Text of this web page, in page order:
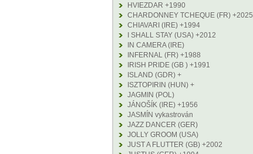
HVIEZDAR +1990
CHARDONNEY TCHEQUE (FR) +2025
CHIAVARI (IRE) +1994
I SHALL STAY (USA) +2012
IN CAMERA (IRE)
INFERNAL (FR) +1988
IRISH PRIDE (GB ) +1991
ISLAND (GDR) +
ISZTOPIRIN (HUN) +
JAGMIN (POL)
JÁNOŠÍK (IRE) +1956
JASMÍN vykastrován
JAZZ DANCER (GER)
JOLLY GROOM (USA)
JUST A FLUTTER (GB) +2002